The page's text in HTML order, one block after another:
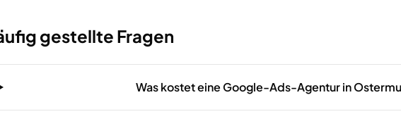
gestellte Fragen
Was kostet eine Google-Ads-Agentur in